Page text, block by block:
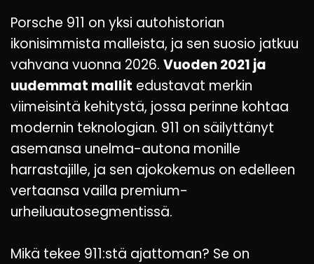
Porsche 911 on yksi autohistorian
ikonisimmista malleista, ja sen suosio jatkuu
vahvana vuonna 2026. Vuoden 2021 ja
uudemmat mallit edustavat merkin
viimeisintä kehitystä, jossa perinne kohtaa
modernin teknologian. 911 on säilyttänyt
asemansa unelma-autona monille
harrastajille, ja sen ajokokemus on edelleen
vertaansa vailla premium-
urheiluautosegmentissä.
Mikä tekee 911:stä ajattoman? Se on